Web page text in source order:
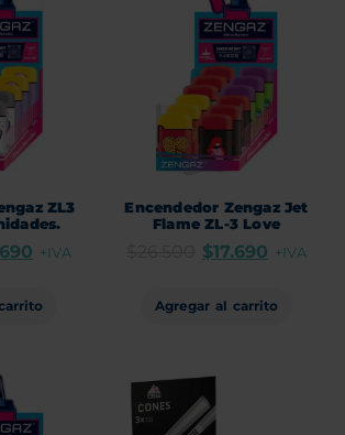
ZL3
+IVA
Encendedor Zengaz Jet
Flame ZL-3 Love
$17.690 +IVA
Agregar al carrito